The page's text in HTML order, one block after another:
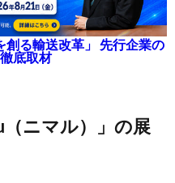
創る輸送改革」 先行企業の
底取材